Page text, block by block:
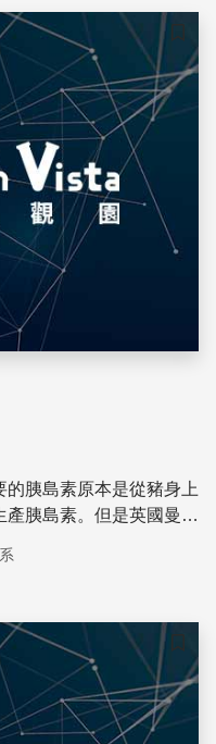
儲存
胰島素原本是從豬身上
胰島素。但是英國曼徹
製造蛋白質的方式，
儲存